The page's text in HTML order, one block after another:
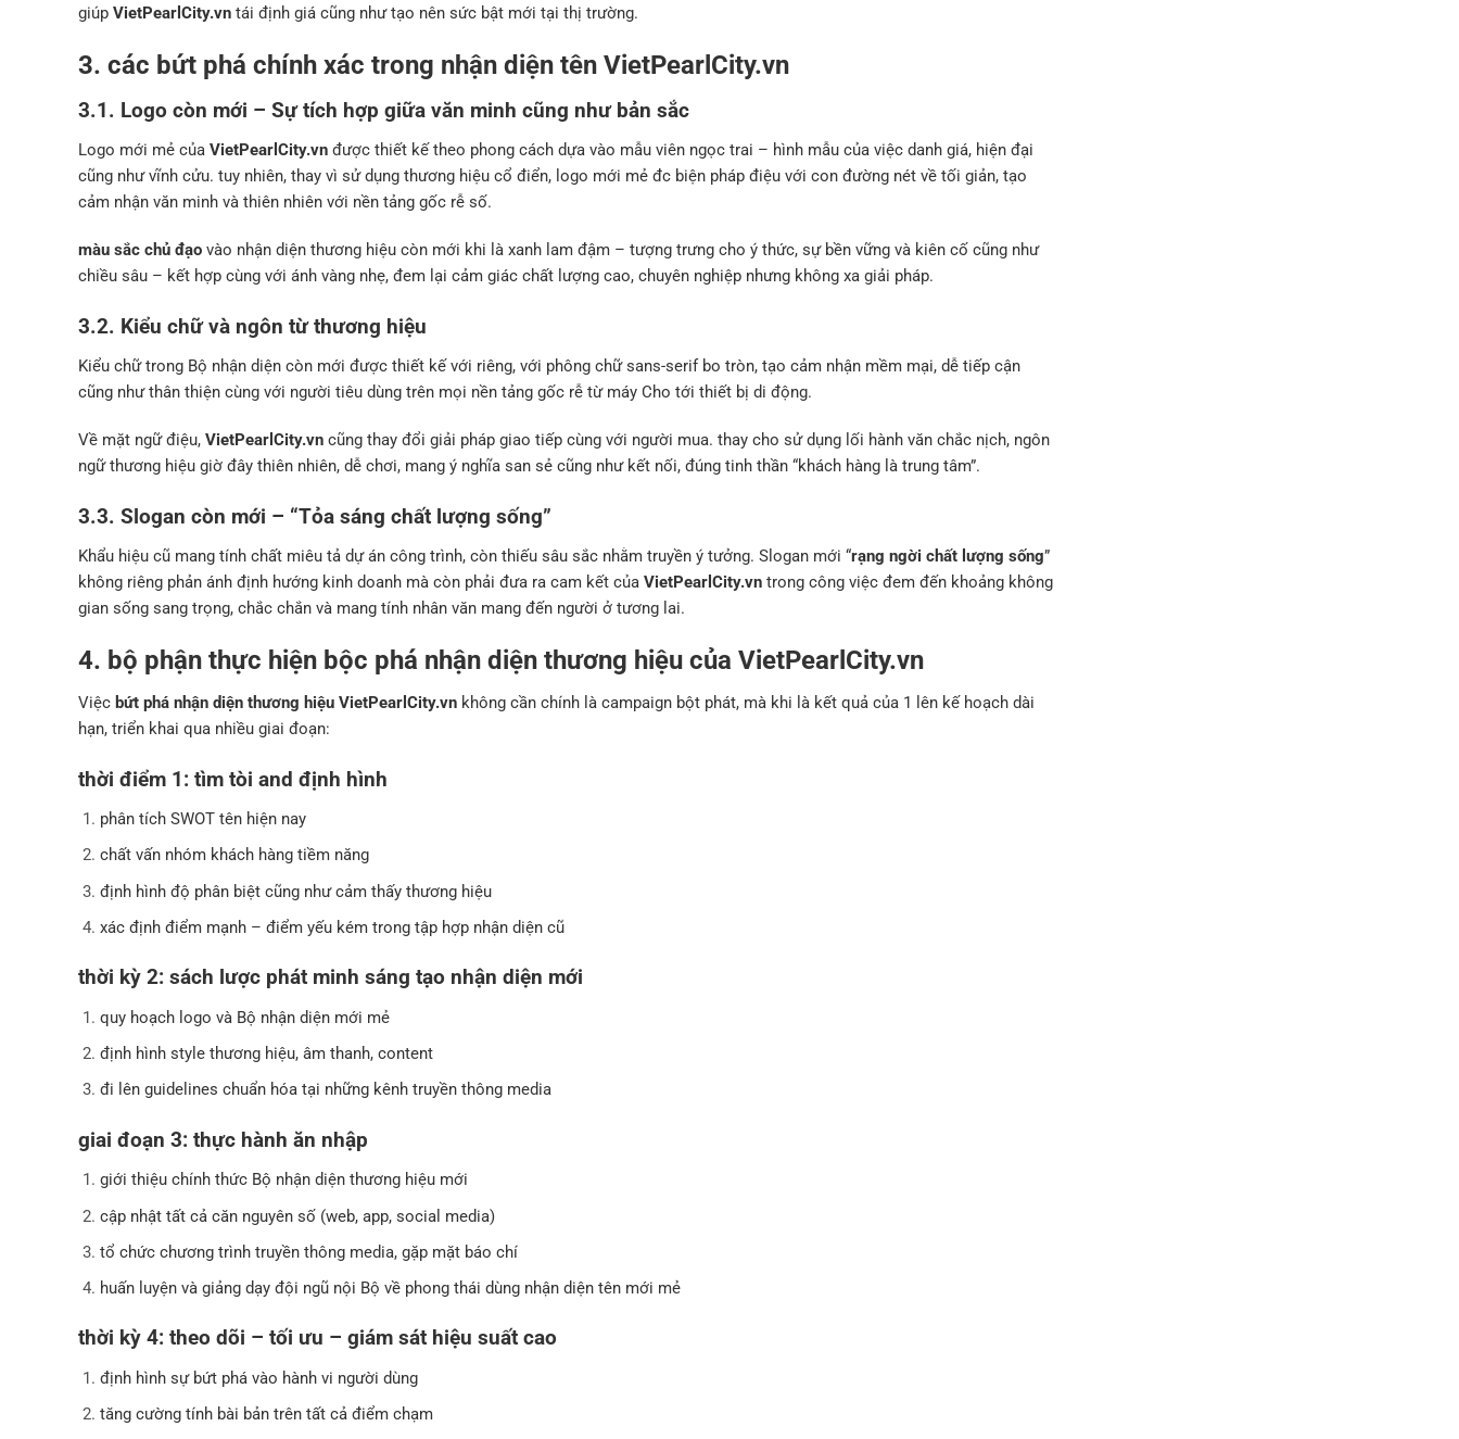
giúp VietPearlCity.vn tái định giá cũng như tạo nên sức bật mới tại thị trường.
3. các bứt phá chính xác trong nhận diện tên VietPearlCity.vn
3.1. Logo còn mới – Sự tích hợp giữa văn minh cũng như bản sắc
Logo mới mẻ của VietPearlCity.vn được thiết kế theo phong cách dựa vào mẫu viên ngọc trai – hình mẫu của việc danh giá, hiện đại
cũng như vĩnh cửu. tuy nhiên, thay vì sử dụng thương hiệu cổ điển, logo mới mẻ đc biện pháp điệu với con đường nét về tối giản, tạo
cảm nhận văn minh và thiên nhiên với nền tảng gốc rễ số.
màu sắc chủ đạo vào nhận diện thương hiệu còn mới khi là xanh lam đậm – tượng trưng cho ý thức, sự bền vững và kiên cố cũng như
chiều sâu – kết hợp cùng với ánh vàng nhẹ, đem lại cảm giác chất lượng cao, chuyên nghiệp nhưng không xa giải pháp.
3.2. Kiểu chữ và ngôn từ thương hiệu
Kiểu chữ trong Bộ nhận diện còn mới được thiết kế với riêng, với phông chữ sans-serif bo tròn, tạo cảm nhận mềm mại, dễ tiếp cận
cũng như thân thiện cùng với người tiêu dùng trên mọi nền tảng gốc rễ từ máy Cho tới thiết bị di động.
Về mặt ngữ điệu, VietPearlCity.vn cũng thay đổi giải pháp giao tiếp cùng với người mua. thay cho sử dụng lối hành văn chắc nịch, ngôn
ngữ thương hiệu giờ đây thiên nhiên, dễ chơi, mang ý nghĩa san sẻ cũng như kết nối, đúng tinh thần “khách hàng là trung tâm”.
3.3. Slogan còn mới – “Tỏa sáng chất lượng sống”
Khẩu hiệu cũ mang tính chất miêu tả dự án công trình, còn thiếu sâu sắc nhằm truyền ý tưởng. Slogan mới “rạng ngời chất lượng sống”
không riêng phản ánh định hướng kinh doanh mà còn phải đưa ra cam kết của VietPearlCity.vn trong công việc đem đến khoảng không
gian sống sang trọng, chắc chắn và mang tính nhân văn mang đến người ở tương lai.
4. bộ phận thực hiện bộc phá nhận diện thương hiệu của VietPearlCity.vn
Việc bứt phá nhận diện thương hiệu VietPearlCity.vn không cần chính là campaign bột phát, mà khi là kết quả của 1 lên kế hoạch dài
hạn, triển khai qua nhiều giai đoạn:
thời điểm 1: tìm tòi and định hình
phân tích SWOT tên hiện nay
chất vấn nhóm khách hàng tiềm năng
định hình độ phân biệt cũng như cảm thấy thương hiệu
xác định điểm mạnh – điểm yếu kém trong tập hợp nhận diện cũ
thời kỳ 2: sách lược phát minh sáng tạo nhận diện mới
quy hoạch logo và Bộ nhận diện mới mẻ
định hình style thương hiệu, âm thanh, content
đi lên guidelines chuẩn hóa tại những kênh truyền thông media
giai đoạn 3: thực hành ăn nhập
giới thiệu chính thức Bộ nhận diện thương hiệu mới
cập nhật tất cả căn nguyên số (web, app, social media)
tổ chức chương trình truyền thông media, gặp mặt báo chí
huấn luyện và giảng dạy đội ngũ nội Bộ về phong thái dùng nhận diện tên mới mẻ
thời kỳ 4: theo dõi – tối ưu – giám sát hiệu suất cao
định hình sự bứt phá vào hành vi người dùng
tăng cường tính bài bản trên tất cả điểm chạm